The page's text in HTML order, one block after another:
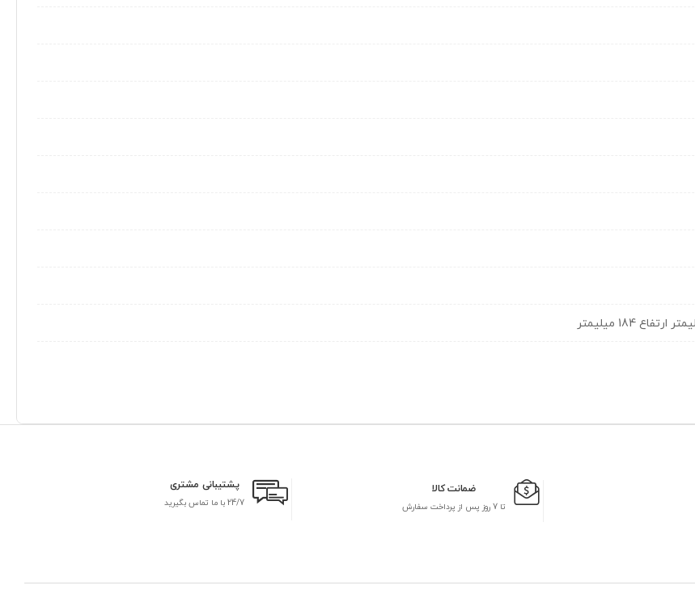
ضمانت کالا
تا 7 روز پس از پرداخت سفارش
پشتیبانی مشتری
24/7 با ما تماس بگیرید